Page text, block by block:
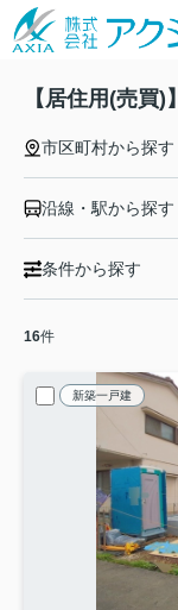
【居住用(売買
市区町村から探す
沿線・駅から探す
条件から探す
16件
新築一戸建